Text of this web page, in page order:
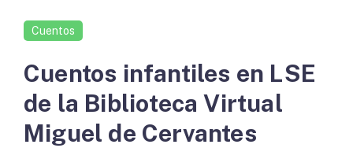
Cuentos
Cuentos infantiles en LSE
de la Biblioteca Virtual
Miguel de Cervantes